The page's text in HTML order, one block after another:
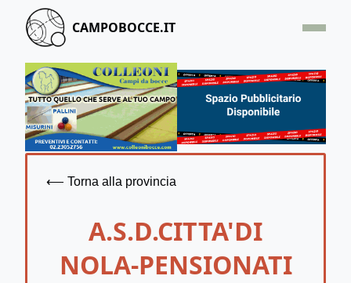
CAMPOBOCCE.IT
HOME
OFFERTA
SEGNALA UN CAMPO
⟵ Torna alla provincia
A.S.D.CITTA'DI
NOLA-PENSIONATI